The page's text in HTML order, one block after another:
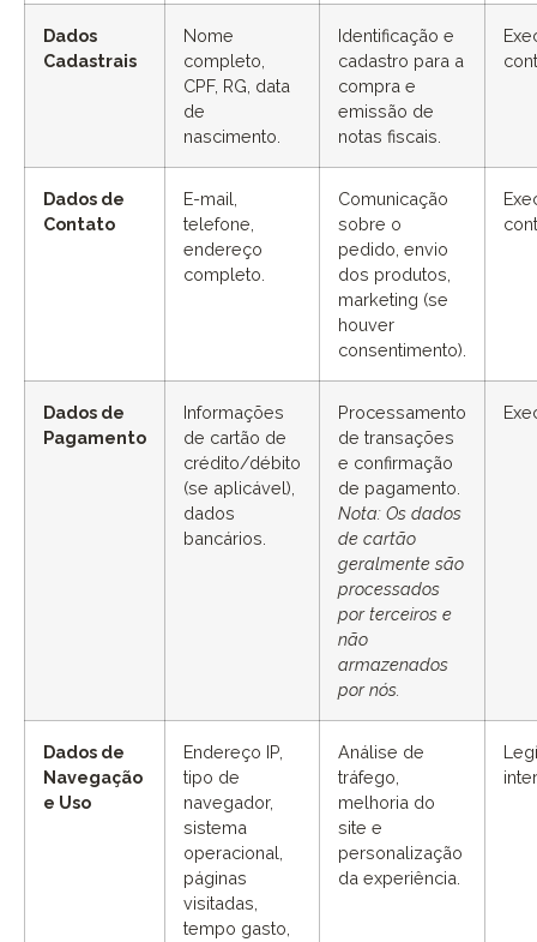
Dados
Cadastrais
Nome
completo,
CPF, RG, data
de
nascimento.
Identificação e
cadastro para a
compra e
emissão de
notas fiscais.
Dados de
Contato
E-mail,
telefone,
endereço
completo.
Comunicação
sobre o
pedido, envio
dos produtos,
marketing (se
houver
consentimento).
Dados de
Pagamento
Informações
de cartão de
crédito/débito
(se aplicável),
dados
bancários.
Processamento
de transações
e confirmação
de pagamento.
Nota: Os dados
de cartão
geralmente são
processados
por terceiros e
não
armazenados
por nós.
Dados de
Navegação
e Uso
Endereço IP,
tipo de
navegador,
sistema
operacional,
páginas
visitadas,
tempo gasto,
Análise de
tráfego,
melhoria do
site e
personalização
da experiência.